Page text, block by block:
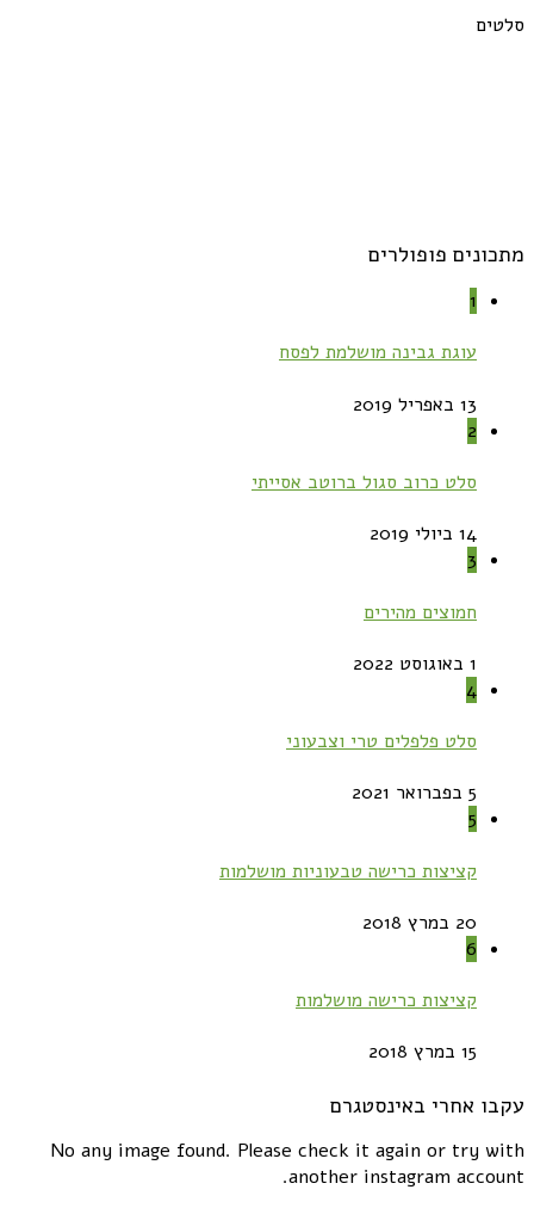
סלטים
מתכונים פופולרים
1
עוגת גבינה מושלמת לפסח
13 באפריל 2019
2
סלט כרוב סגול ברוטב אסייתי
14 ביולי 2019
3
חמוצים מהירים
1 באוגוסט 2022
4
סלט פלפלים טרי וצבעוני
5 בפברואר 2021
5
קציצות כרישה טבעוניות מושלמות
20 במרץ 2018
6
קציצות כרישה מושלמות
15 במרץ 2018
עקבו אחרי באינסטגרם
No any image found. Please check it again or try with
another instagram account.